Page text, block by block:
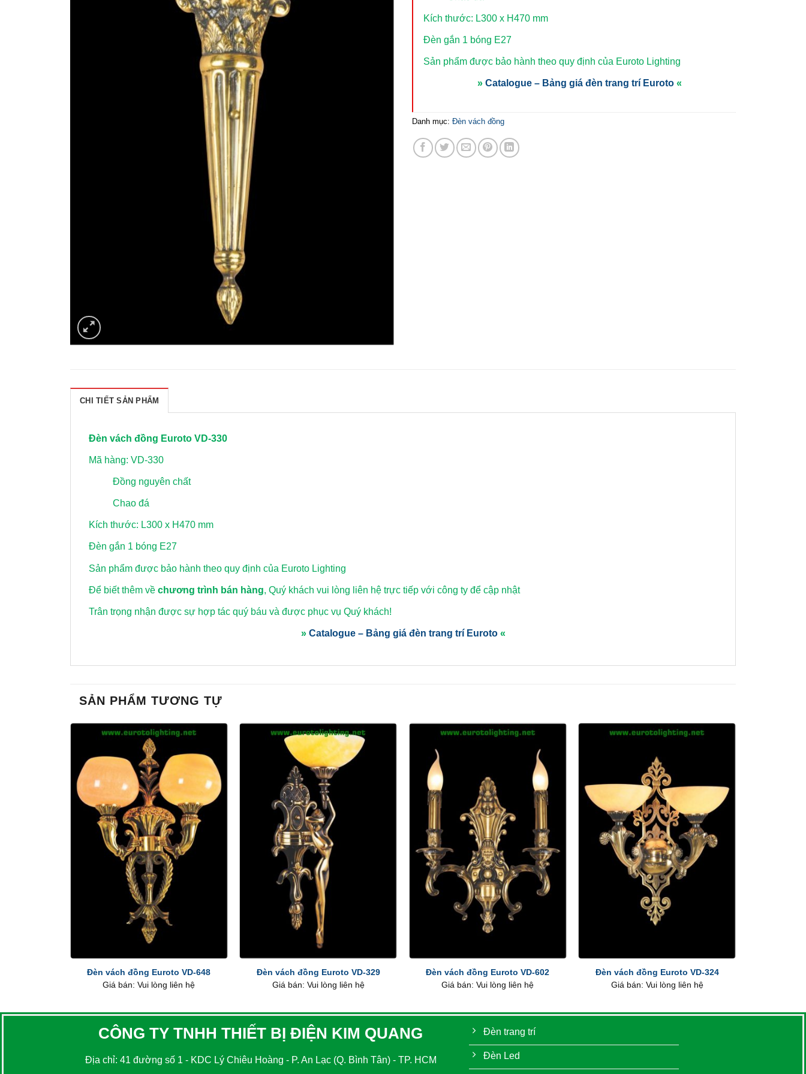
Kích thước: L300 x H470 mm
Đèn gắn 1 bóng E27
Sản phẩm được bảo hành theo quy định của Euroto Lighting
» Catalogue – Bảng giá đèn trang trí Euroto «
Danh mục: Đèn vách đồng
CHI TIẾT SẢN PHẨM
Đèn vách đồng Euroto VD-330
Mã hàng: VD-330
Đồng nguyên chất
Chao đá
Kích thước: L300 x H470 mm
Đèn gắn 1 bóng E27
Sản phẩm được bảo hành theo quy định của Euroto Lighting
Để biết thêm về chương trình bán hàng, Quý khách vui lòng liên hệ trực tiếp với công ty để cập nhật
Trân trọng nhận được sự hợp tác quý báu và được phục vụ Quý khách!
» Catalogue – Bảng giá đèn trang trí Euroto «
SẢN PHẨM TƯƠNG TỰ
Đèn vách đồng Euroto VD-648
Giá bán: Vui lòng liên hệ
Đèn vách đồng Euroto VD-329
Giá bán: Vui lòng liên hệ
Đèn vách đồng Euroto VD-602
Giá bán: Vui lòng liên hệ
Đèn vách đồng Euroto VD-324
Giá bán: Vui lòng liên hệ
CÔNG TY TNHH THIẾT BỊ ĐIỆN KIM QUANG
Địa chỉ: 41 đường số 1 - KDC Lý Chiêu Hoàng - P. An Lạc (Q. Bình Tân) - TP. HCM
Đèn trang trí
Đèn Led